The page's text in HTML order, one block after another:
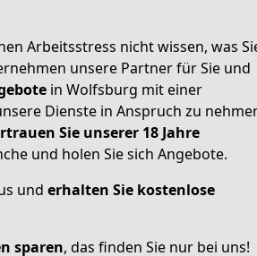
Arbeitsstress nicht wissen, was
unsere Partner für Sie und
in Wolfsburg mit einer
Dienste in Anspruch zu
Sie unserer 18 Jahre
und holen Sie sich Angebote.
und erhalten Sie kostenlose
sparen, das finden Sie nur bei uns!